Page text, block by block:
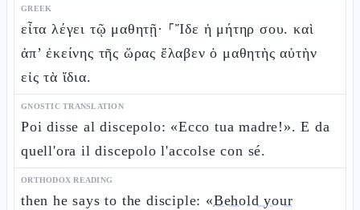
GREEK
εἶτα λέγει τῷ μαθητῇ· ⸀Ἴδε ἡ μήτηρ σου. καὶ
ἀπ’ ἐκείνης τῆς ὥρας ἔλαβεν ὁ μαθητὴς αὐτὴν
εἰς τὰ ἴδια.
GNOSTIC TRANSLATION
Poi disse al discepolo: «Ecco tua madre!». E da
quell'ora il discepolo l'accolse con sé.
ORTHODOX READING
then he says to the disciple: «Behold your